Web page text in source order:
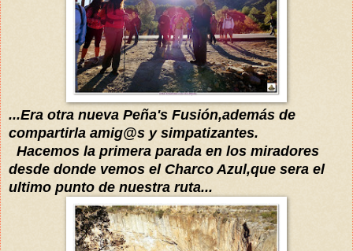
...Era otra nueva Peña's Fusión,además de
compartirla amig@s y simpatizantes.
Hacemos la primera parada en los miradores
desde donde vemos el Charco Azul,que sera el
ultimo punto de nuestra ruta...